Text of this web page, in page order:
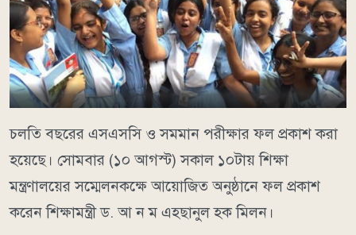
চলতি বছরের এসএসসি ও সমমান পরীক্ষার ফল প্রকাশ করা
হয়েছে। সোমবার (১০ আগস্ট) সকাল ১০টায় শিক্ষা
মন্ত্রণালয়ের সম্মেলনকক্ষে আয়োজিত অনুষ্ঠানে ফল প্রকাশ
করেন শিক্ষামন্ত্রী ড. আ ন ম এহছানুল হক মিলন।